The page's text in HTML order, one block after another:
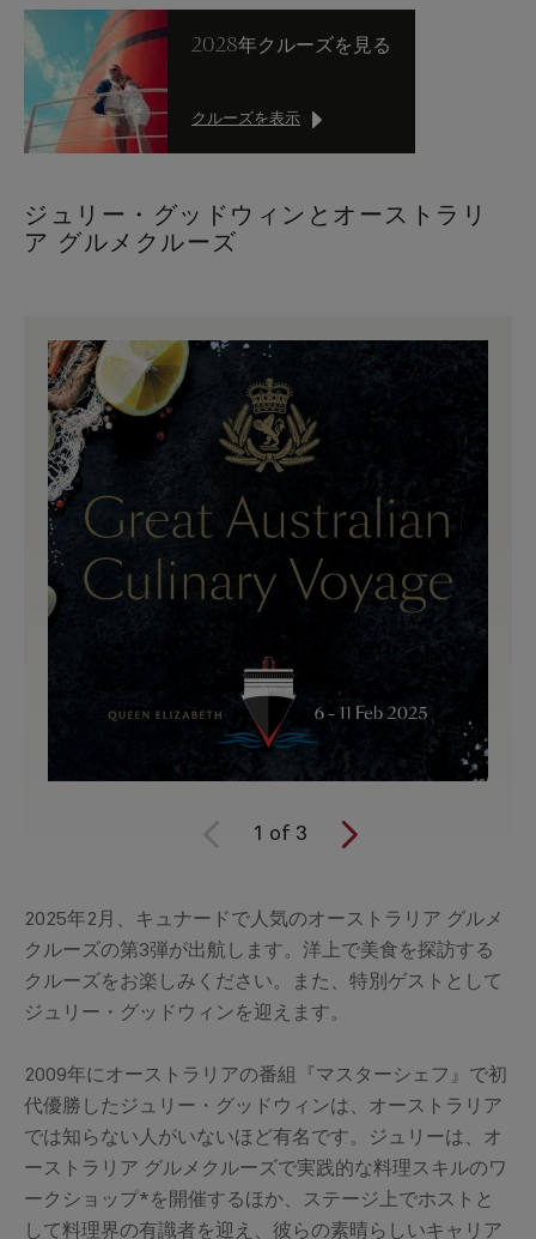
2028年クルーズを見る
クルーズを表示
ジュリー・グッドウィンとオーストラリ
ア グルメクルーズ
1 of 3
2025年2月、キュナードで人気のオーストラリア グルメ
クルーズの第3弾が出航します。洋上で美食を探訪する
クルーズをお楽しみください。また、特別ゲストとして
ジュリー・グッドウィンを迎えます。
2009年にオーストラリアの番組『マスターシェフ』で初
代優勝したジュリー・グッドウィンは、オーストラリア
では知らない人がいないほど有名です。ジュリーは、オ
ーストラリア グルメクルーズで実践的な料理スキルのワ
ークショップ*を開催するほか、ステージ上でホストと
して料理界の有識者を迎え、彼らの素晴らしいキャリア